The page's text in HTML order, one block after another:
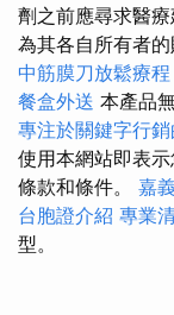
劑之前應尋求醫療
為其各自所有者
中筋膜刀放鬆療程
餐盒外送 本產品
專注於關鍵字行
使用本網站即表
條款和條件。 嘉
台胞證介紹 專業
型。